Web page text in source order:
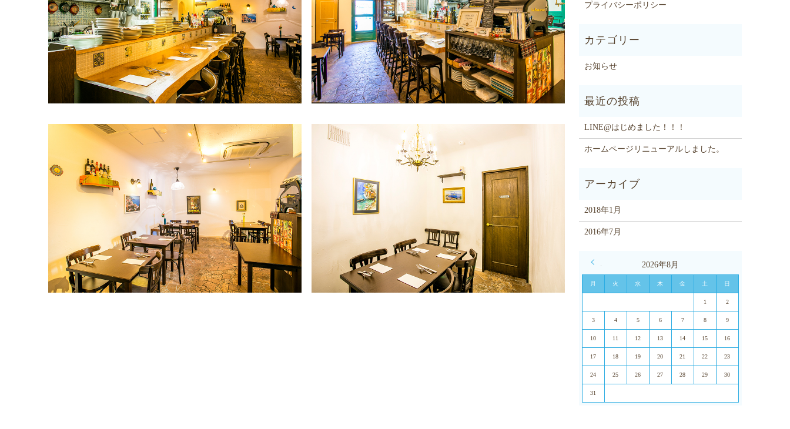
プライバシーポリシー
お知らせ
LINE@はじめました！！！
ホームページリニューアルしました。
2018年1月
2016年7月
2026年8月
月 火 水 木 金 土 日
1 2
3 4 5 6 7 8 9
10 11 12 13 14 15 16
17 18 19 20 21 22 23
24 25 26 27 28 29 30
31